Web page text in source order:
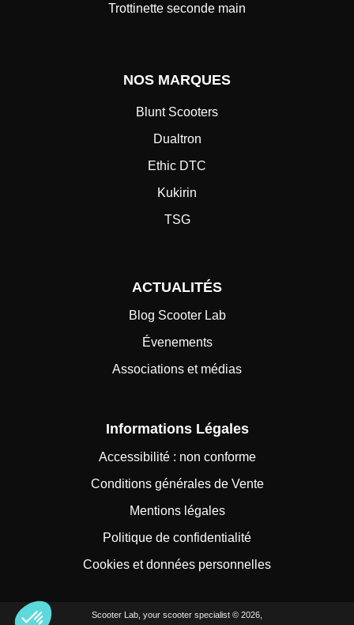
Trottinette seconde main
NOS MARQUES
Blunt Scooters
Dualtron
Ethic DTC
Kukirin
TSG
ACTUALITÉS
Blog Scooter Lab
Évenements
Associations et médias
Informations Légales
Accessibilité : non conforme
Conditions générales de Vente
Mentions légales
Politique de confidentialité
Cookies et données personnelles
Scooter Lab, your scooter specialist © 2026,